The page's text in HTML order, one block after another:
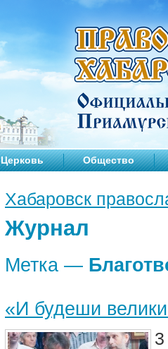
Церковь Общество
Хабаровск
Журнал
Метка —
«И будеши
3